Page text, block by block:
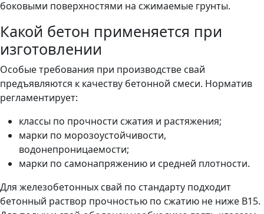
боковыми поверхностями на сжимаемые грунты.
Какой бетон применяется при
изготовлении
Особые требования при производстве свай
предъявляются к качеству бетонной смеси. Норматив
регламентирует:
классы по прочности сжатия и растяжения;
марки по морозоустойчивости,
водонепроницаемости;
марки по самонапряжению и средней плотности.
Для железобетонных свай по стандарту подходит
бетонный раствор прочностью по сжатию не ниже В15.